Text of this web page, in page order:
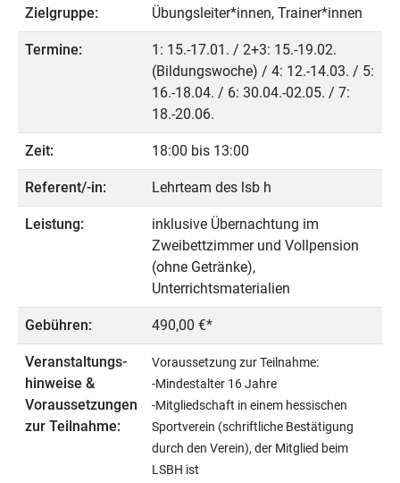
Zielgruppe: Übungsleiter*innen, Trainer*innen
Termine:
1: 15.-17.01. / 2+3: 15.-19.02.
(Bildungswoche) / 4: 12.-14.03. / 5:
16.-18.04. / 6: 30.04.-02.05. / 7:
18.-20.06.
Zeit: 18:00 bis 13:00
Referent/-in: Lehrteam des lsb h
Leistung:
inklusive Übernachtung im
Zweibettzimmer und Vollpension
(ohne Getränke),
Unterrichtsmaterialien
Gebühren: 490,00 €*
Veranstaltungs­
hinweise &
Voraussetzungen
zur Teilnahme:
Voraussetzung zur Teilnahme:
-Mindestalter 16 Jahre
-Mitgliedschaft in einem hessischen
Sportverein (schriftliche Bestätigung
durch den Verein), der Mitglied beim
LSBH ist